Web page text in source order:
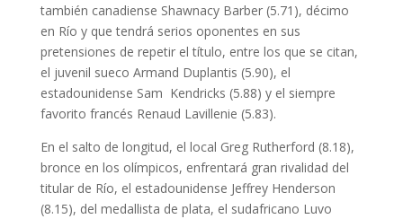
también canadiense Shawnacy Barber (5.71), décimo
en Río y que tendrá serios oponentes en sus
pretensiones de repetir el título, entre los que se citan,
el juvenil sueco Armand Duplantis (5.90), el
estadounidense Sam Kendricks (5.88) y el siempre
favorito francés Renaud Lavillenie (5.83).
En el salto de longitud, el local Greg Rutherford (8.18),
bronce en los olímpicos, enfrentará gran rivalidad del
titular de Río, el estadounidense Jeffrey Henderson
(8.15), del medallista de plata, el sudafricano Luvo